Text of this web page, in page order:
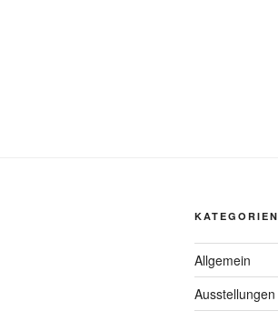
KATEGORIEN
Allgemein
Ausstellungen